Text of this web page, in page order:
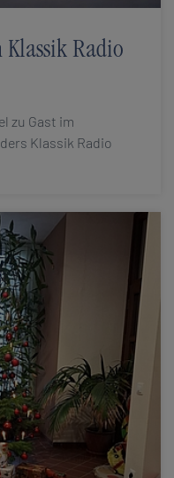
Radio
zu Gast im
Klassik Radio